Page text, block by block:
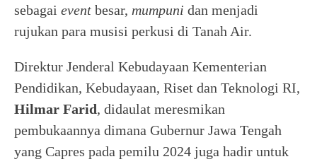
sebagai event besar, mumpuni dan menjadi
rujukan para musisi perkusi di Tanah Air.
Direktur Jenderal Kebudayaan Kementerian
Pendidikan, Kebudayaan, Riset dan Teknologi RI,
Hilmar Farid, didaulat meresmikan
pembukaannya dimana Gubernur Jawa Tengah
yang Capres pada pemilu 2024 juga hadir untuk